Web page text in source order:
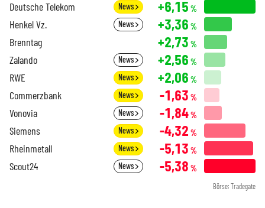
Deutsche Telekom News +6,15 %
Henkel Vz. News +3,36 %
Brenntag +2,73 %
Zalando News +2,56 %
RWE News +2,06 %
Commerzbank News -1,63 %
Vonovia News -1,84%
Siemens News -4,32 %
Rheinmetall News -5,13 %
Scout24 News -5,38 %
Börse: Tradegate